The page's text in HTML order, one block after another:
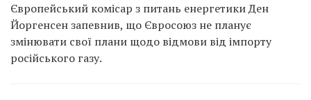
Європейський комісар з питань енергетики Ден
Йоргенсен запевнив, що Євроcоюз не планує
змінювати свої плани щодо відмови від імпорту
російського газу.